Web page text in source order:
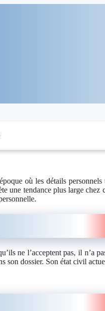
où les détails personnels
une tendance plus large chez
ne l’acceptent pas, il n’a
son dossier. Son état civil